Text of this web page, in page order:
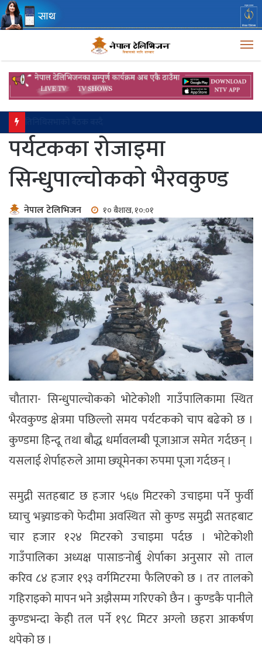
पर्यटकका रोजाइमा
सिन्धुपाल्चोकको भैरवकुण्ड
नेपाल टेलिभिजन १० बैशाख, १०:०१
चौतारा- सिन्धुपाल्चोकको भोटेकोशी गाउँपालिकामा स्थित
भैरवकुण्ड क्षेत्रमा पछिल्लो समय पर्यटकको चाप बढेको छ ।
कुण्डमा हिन्दू तथा बौद्ध धर्मावलम्बी पूजाआज समेत गर्दछन् ।
यसलाई शेर्पाहरुले आमा छ्यूमेनका रुपमा पूजा गर्दछन् ।
समुद्री सतहबाट छ हजार ५६७ मिटरको उचाइमा पर्ने फुर्वी
घ्याचु भञ्ज्याङको फेदीमा अवस्थित सो कुण्ड समुद्री सतहबाट
चार हजार १२४ मिटरको उचाइमा पर्दछ । भोटेकोशी
गाउँपालिका अध्यक्ष पासाङनोर्बु शेर्पाका अनुसार सो ताल
करिव ८४ हजार १९३ वर्गमिटरमा फैलिएको छ । तर तालको
गहिराइको मापन भने अझैसम्म गरिएको छैन । कुण्डकै पानीले
कुण्डभन्दा केही तल पर्ने १९८ मिटर अग्लो छहरा आकर्षण
थपेको छ ।